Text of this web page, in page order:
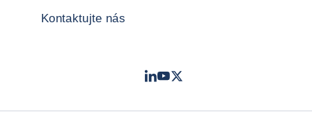
Kontaktujte nás
LinkedIn
Youtube
Twitter